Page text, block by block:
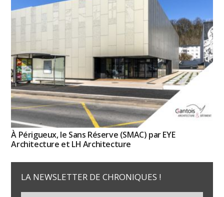
À Périgueux, le Sans Réserve (SMAC) par EYE
Architecture et LH Architecture
LA NEWSLETTER DE CHRONIQUES !